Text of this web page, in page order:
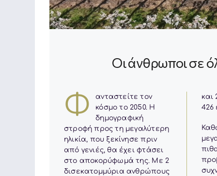
Οι άνθρωποι σε
Φ
ανταστείτε τον
κόσμο το 2050. Η
δημογραφική
στροφή προς τη μεγαλύτερη
ηλικία, που ξεκίνησε πριν
από γενιές, θα έχει φτάσει
στο αποκορύφωμά της. Με 2
δισεκατομμύρια ανθρώπους
και 2050 για να φτάσει τα
426